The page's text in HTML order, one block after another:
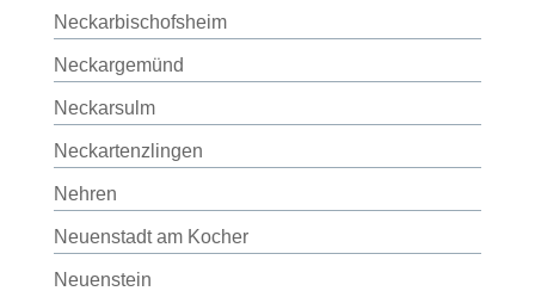
Neckarbischofsheim
Neckargemünd
Neckarsulm
Neckartenzlingen
Nehren
Neuenstadt am Kocher
Neuenstein